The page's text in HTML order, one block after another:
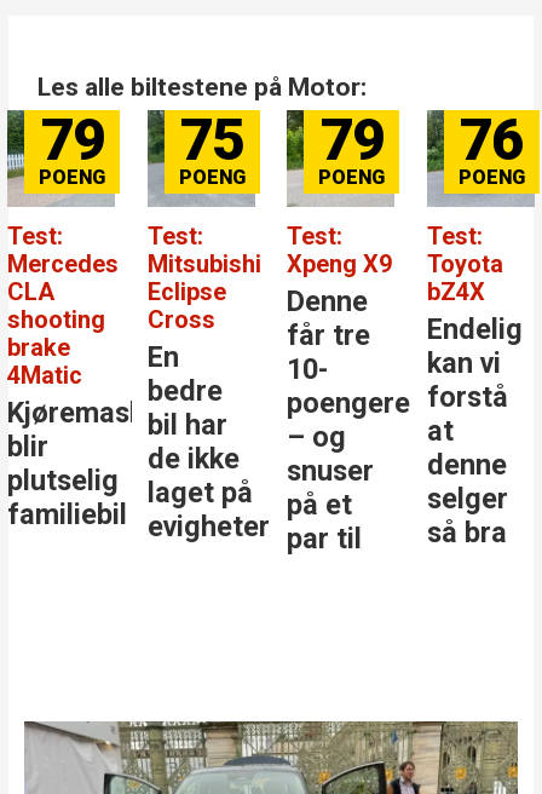
Les alle biltestene på Motor:
79
Test:
Mercedes
CLA
shooting
brake
4Matic
Kjøremaskinen
blir
plutselig
familiebil
75
Test:
Mitsubishi
Eclipse
Cross
En
bedre
bil har
de ikke
laget på
evigheter
79
Test:
Xpeng X9
Denne
får tre
10-
poengere
– og
snuser
på et
par til
76
Test:
Toyota
bZ4X
Endelig
kan vi
forstå
at
denne
selger
så bra